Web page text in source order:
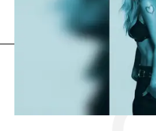
Flooxer Now » Música